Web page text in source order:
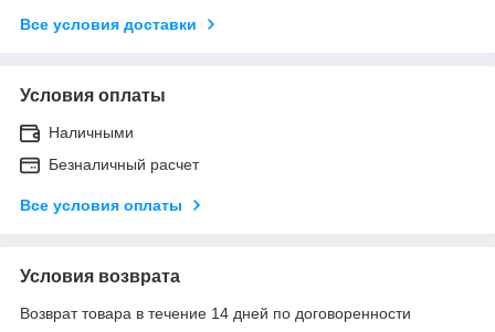
Все условия доставки
Условия оплаты
Наличными
Безналичный расчет
Все условия оплаты
Условия возврата
Возврат товара в течение 14 дней по договоренности